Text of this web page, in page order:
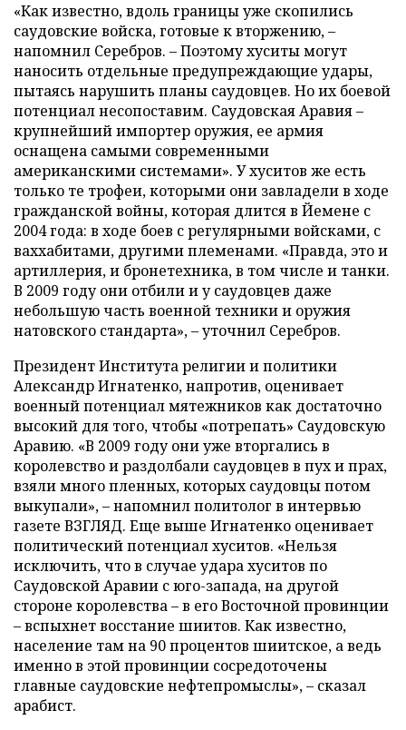
«Как известно, вдоль границы уже скопились
саудовские войска, готовые к вторжению, –
напомнил Серебров. – Поэтому хуситы могут
наносить отдельные предупреждающие удары,
пытаясь нарушить планы саудовцев. Но их боевой
потенциал несопоставим. Саудовская Аравия –
крупнейший импортер оружия, ее армия
оснащена самыми современными
американскими системами». У хуситов же есть
только те трофеи, которыми они завладели в ходе
гражданской войны, которая длится в Йемене с
2004 года: в ходе боев с регулярными войсками, с
ваххабитами, другими племенами. «Правда, это и
артиллерия, и бронетехника, в том числе и танки.
В 2009 году они отбили и у саудовцев даже
небольшую часть военной техники и оружия
натовского стандарта», – уточнил Серебров.
Президент Института религии и политики
Александр Игнатенко, напротив, оценивает
военный потенциал мятежников как достаточно
высокий для того, чтобы «потрепать» Саудовскую
Аравию. «В 2009 году они уже вторгались в
королевство и раздолбали саудовцев в пух и прах,
взяли много пленных, которых саудовцы потом
выкупали», – напомнил политолог в интервью
газете ВЗГЛЯД. Еще выше Игнатенко оценивает
политический потенциал хуситов. «Нельзя
исключить, что в случае удара хуситов по
Саудовской Аравии с юго-запада, на другой
стороне королевства – в его Восточной провинции
–вспыхнет восстание шиитов. Как известно,
население там на 90 процентов шиитское, а ведь
именно в этой провинции сосредоточены
главные саудовские нефтепромыслы», – сказал
арабист.